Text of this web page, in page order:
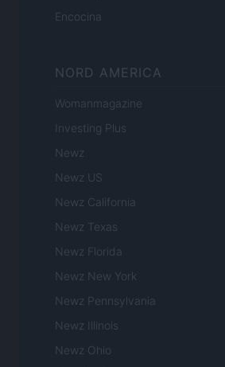
Encocina
NORD AMERICA
Womanmagazine
Investing Plus
Newz
Newz US
Newz California
Newz Texas
Newz Florida
Newz New York
Newz Pennsylvania
Newz Illinois
Newz Ohio